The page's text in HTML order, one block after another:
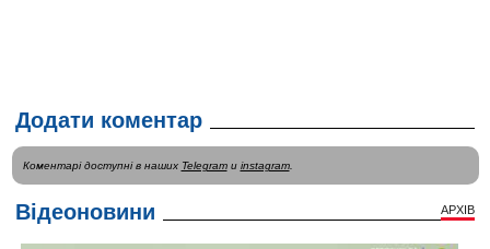
Додати коментар
Коментарі доступні в наших Telegramи instagram.
Відеоновини АРХІВ